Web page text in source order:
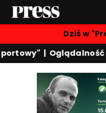
Dziś w
|Oglądalność